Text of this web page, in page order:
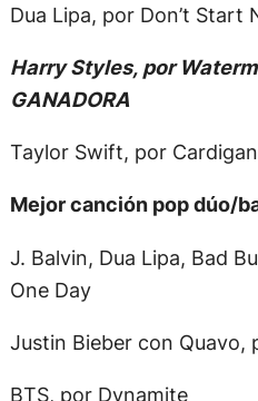
Dua Lipa, por Don’t Start
Harry Styles, por
GANADORA
Taylor Swift, por Cardigan
Mejor canción pop dúo/
J. Balvin, Dua Lipa, Bad
One Day
Justin Bieber con Quavo,
BTS, por Dynamite